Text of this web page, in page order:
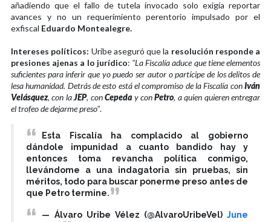
añadiendo que el fallo de tutela invocado solo exigía reportar
avances y no un requerimiento perentorio impulsado por el
exfiscal Eduardo Montealegre.
Intereses políticos: Uribe aseguró que la resolución responde a
presiones ajenas a lo jurídico: "La Fiscalía aduce que tiene elementos
suficientes para inferir que yo puedo ser autor o partícipe de los delitos de
lesa humanidad. Detrás de esto está el compromiso de la Fiscalía conIván
Velásquez, con laJEP, conCepeda y conPetro, a quien quieren entregar
el trofeo de dejarme preso".
Esta Fiscalía ha complacido al gobierno
dándole impunidad a cuanto bandido hay y
entonces toma revancha política conmigo,
llevándome a una indagatoria sin pruebas, sin
méritos, todo para buscar ponerme preso antes de
que Petro termine.
— Álvaro Uribe Vélez (@AlvaroUribeVel) June